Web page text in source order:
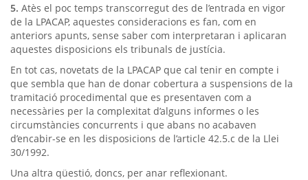
5. Atès el poc temps transcorregut des de l’entrada en vigor
de la LPACAP, aquestes consideracions es fan, com en
anteriors apunts, sense saber com interpretaran i aplicaran
aquestes disposicions els tribunals de justícia.
En tot cas, novetats de la LPACAP que cal tenir en compte i
que sembla que han de donar cobertura a suspensions de la
tramitació procedimental que es presentaven com a
necessàries per la complexitat d’alguns informes o les
circumstàncies concurrents i que abans no acabaven
d’encabir-se en les disposicions de l’article 42.5.c de la Llei
30/1992.
Una altra qüestió, doncs, per anar reflexionant.